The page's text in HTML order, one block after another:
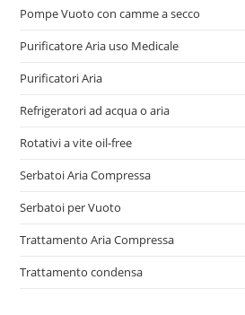
Pompe Vuoto con camme a secco
Purificatore Aria uso Medicale
Purificatori Aria
Refrigeratori ad acqua o aria
Rotativi a vite oil-free
Serbatoi Aria Compressa
Serbatoi per Vuoto
Trattamento Aria Compressa
Trattamento condensa